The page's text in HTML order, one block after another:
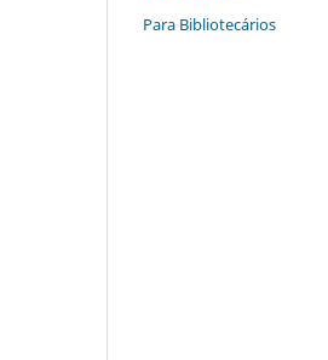
Para Bibliotecários